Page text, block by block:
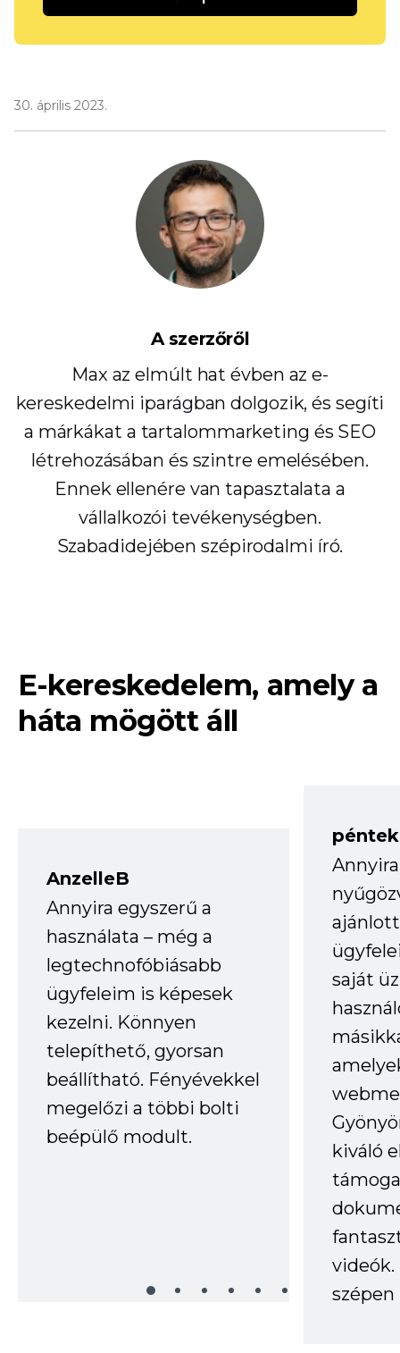
30. április 2023.
A szerzőről
Max az elmúlt hat évben az e-
kereskedelmi iparágban dolgozik, és segíti
a márkákat a tartalommarketing és SEO
létrehozásában és szintre emelésében.
Ennek ellenére van tapasztalata a
vállalkozói tevékenységben.
Szabadidejében szépirodalmi író.
E-kereskedelem, amely a
háta mögött áll
AnzelleB
Annyira egyszerű a
használata – még a
legtechnofóbiásabb
ügyfeleim is képesek
kezelni. Könnyen
telepíthető, gyorsan
beállítható. Fényévekkel
megelőzi a többi bolti
beépülő modult.
saját
kiváló
videók.